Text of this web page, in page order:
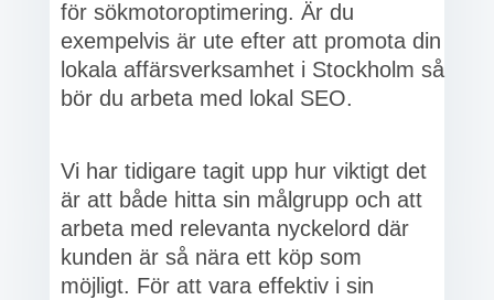
för sökmotoroptimering. Är du
exempelvis är ute efter att promota din
lokala affärsverksamhet i Stockholm så
bör du arbeta med lokal SEO.
Vi har tidigare tagit upp hur viktigt det
är att både hitta sin målgrupp och att
arbeta med relevanta nyckelord där
kunden är så nära ett köp som
möjligt. För att vara effektiv i sin